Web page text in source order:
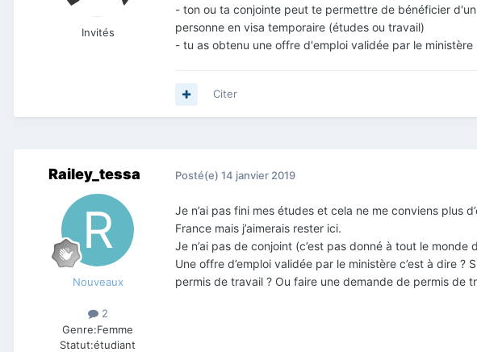
Invités
- ton ou ta conjointe peut te permettre de bénéficier
personne en visa temporaire (études ou travail)
- tu as obtenu une offre d'emploi validée par le ministère
Citer
Railey_tessa
Nouveaux
2
Genre:Femme
Statut:étudiant
Posté(e) 14 janvier 2019
Je n’ai pas fini mes études et cela ne me conviens plus
France mais j’aimerais rester ici.
Je n’ai pas de conjoint (c’est pas donné à tout le monde
Une offre d’emploi validée par le ministère c’est à dire
permis de travail ? Ou faire une demande de permis de